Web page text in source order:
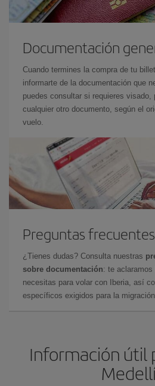
Documentación
Cuando termines la compra de tu
informarte de la documentación que
puedes consultar si requieres visado,
cualquier otro documento, según el
vuelo.
Preguntas frecuentes
¿Tienes dudas? Consulta nuestras
sobre documentación: te
necesitas para volar con Iberia, así
específicos exigidos para la
Información útil